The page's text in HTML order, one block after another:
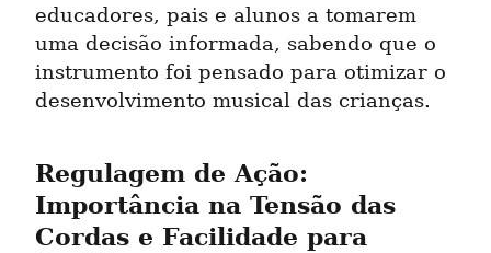
educadores, pais e alunos a tomarem
uma decisão informada, sabendo que o
instrumento foi pensado para otimizar o
desenvolvimento musical das crianças.
Regulagem de Ação:
Importância na Tensão das
Cordas e Facilidade para